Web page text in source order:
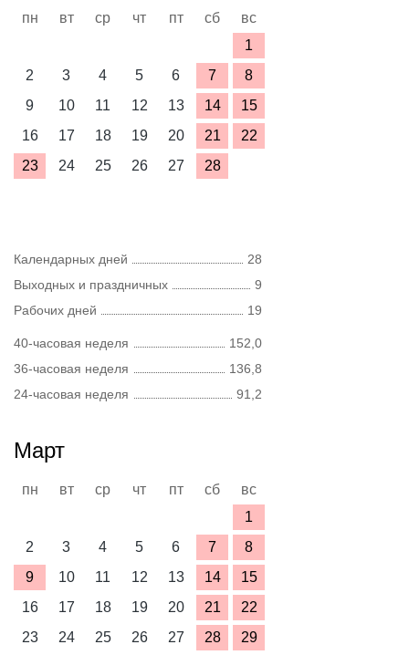
пн вт ср чт пт сб
вс
1
2
3 4 5 6 7
8
9
10 11 12 13 14
15
16
17 18 19 20 21
22
23
24 25 26 27 28
Календарных дней
28
Выходных и праздничных
9
Рабочих дней
19
40-часовая неделя
152,0
36-часовая неделя
136,8
24-часовая неделя
91,2
Март
пн вт ср чт пт сб
вс
1
2
3 4 5 6 7
8
9
10 11 12 13 14
15
16
17 18 19 20 21
22
23
24 25 26 27 28
29